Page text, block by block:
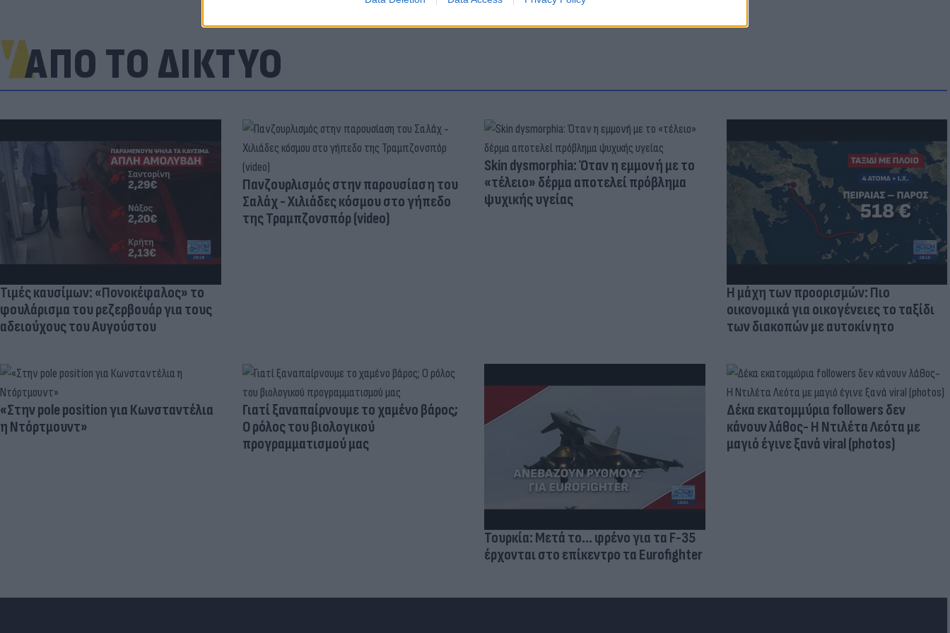
ΑΠΟ ΤΟ ΔΙΚΤΥΟ
Τιμές καυσίμων: «Πονοκέφαλος» το
φουλάρισμα του ρεζερβουάρ για τους
αδειούχους του Αυγούστου
Πανζουρλισμός στην παρουσίαση του
Σαλάχ - Χιλιάδες κόσμου στο γήπεδο
της Τραμπζονσπόρ (video)
Skin dysmorphia: Όταν η εμμονή με το
«τέλειο» δέρμα αποτελεί πρόβλημα
ψυχικής υγείας
Η μάχη των προορισμών: Πιο
οικονομικά για οικογένειες το ταξίδι
των διακοπών με αυτοκίνητο
«Στην pole position για Κωνσταντέλια
η Ντόρτμουντ»
Γιατί ξαναπαίρνουμε το χαμένο βάρος;
Ο ρόλος του βιολογικού
προγραμματισμού μας
Τουρκία: Μετά το... φρένο για τα F-35
έρχονται στο επίκεντρο τα Eurofighter
Δέκα εκατομμύρια followers δεν
κάνουν λάθος- Η Ντιλέτα Λεότα με
μαγιό έγινε ξανά viral (photos)